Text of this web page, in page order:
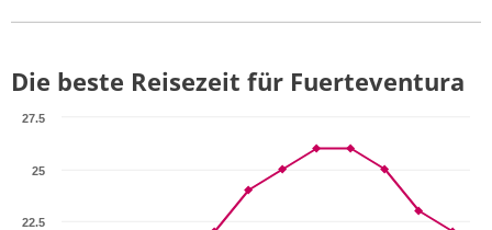
Die beste Reisezeit für Fuerteventura
22.5
25
27.5